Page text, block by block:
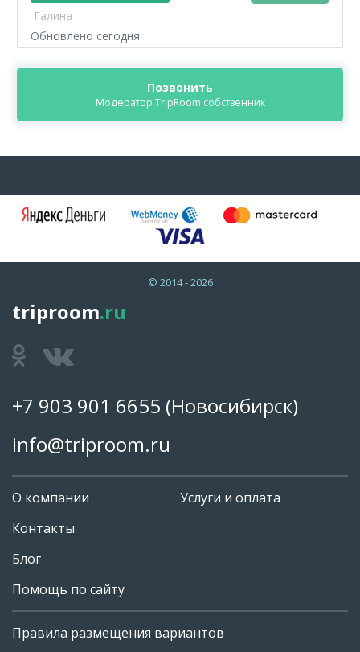
+7 903 901 6655
Галина
Обновлено сегодня
Позвонить
Модератор TripRoom собственник
© 2014 - 2026
triproom.ru
+7 903 901 6655 (Новосибирск)
info@triproom.ru
О компании
Контакты
Блог
Помощь по сайту
Услуги и оплата
Правила размещения вариантов